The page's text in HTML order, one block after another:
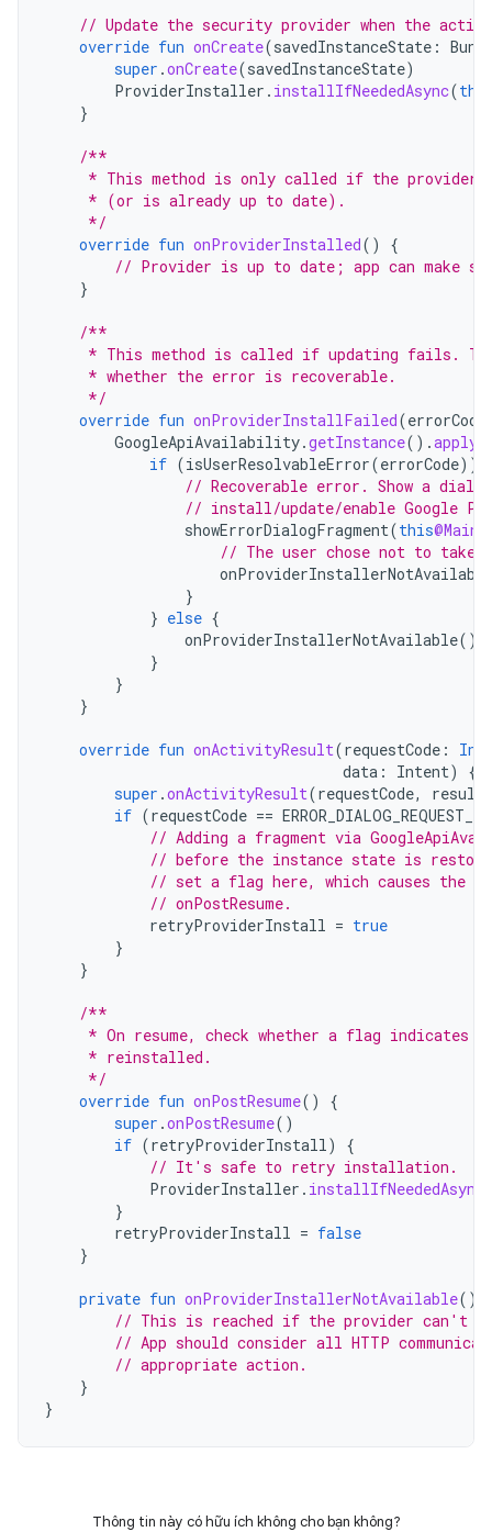
// Update the security provider when the
override fun onCreate(savedInstanceState :
super .onCreate(savedInstanceState)
ProviderInstaller . installIfNeededAsync(
}
/**
* This method is only called if the provider
     * (or is already up to date).
     */
override fun onProviderInstalled()
{
// Provider is up to date; app can make
}
/**
* This method is called if updating fails.
     * whether the error is recoverable.
     */
override fun onProviderInstallFailed(errorCode
GoogleApiAvailability.getInstance().apply
if (isUserResolvableError(errorCode))
// Recoverable error. Show a
// install/update/enable Google
showErrorDialogFragment(this
// The user chose not to take
onProviderInstallerNotAvailable
}
} else {
onProviderInstallerNotAvailable()
}
}
}
override fun onActivityResult(requestCode : Int
data : Intent)
{
super .onActivityResult(requestCode,
if (requestCode ==
// Adding a fragment via
// before the instance state is
// set a flag here, which causes the
// onPostResume.
retryProviderInstall = true
}
}
/**
* On resume, check whether a flag indicates
     * reinstalled.
     */
override fun onPostResume()
{
super .onPostResume()
if (retryProviderInstall)
{
// It's safe to retry installation.
ProviderInstaller . installIfNeededAsync
}
retryProviderInstall = false
}
private fun onProviderInstallerNotAvailable()
// This is reached if the provider can't be
// App should consider all HTTP
// appropriate action.
}
}
Thông tin này có hữu ích không cho bạn không?